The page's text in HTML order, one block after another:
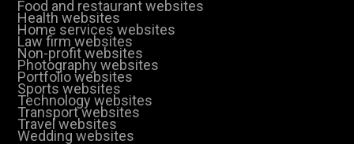
Food and restaurant websites
Health websites
Home services websites
Law firm websites
Non-profit websites
Photography websites
Portfolio websites
Sports websites
Technology websites
Transport websites
Travel websites
Wedding websites